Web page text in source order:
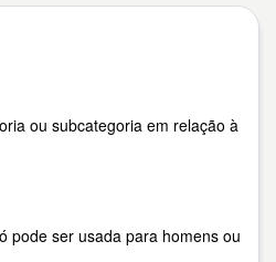
ou subcategoria em relação à
pode ser usada para homens ou